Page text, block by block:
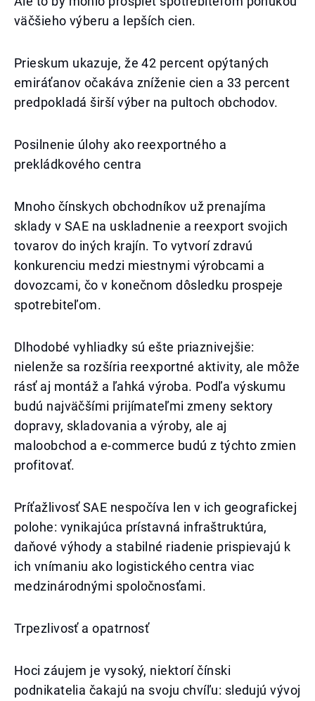
väčšieho výberu a lepších cien.
Prieskum ukazuje, že 42 percent opýtaných
emiráťanov očakáva zníženie cien a 33 percent
predpokladá širší výber na pultoch obchodov.
Posilnenie úlohy ako reexportného a
prekládkového centra
Mnoho čínskych obchodníkov už prenajíma
sklady v SAE na uskladnenie a reexport svojich
tovarov do iných krajín. To vytvorí zdravú
konkurenciu medzi miestnymi výrobcami a
dovozcami, čo v konečnom dôsledku prospeje
spotrebiteľom.
Dlhodobé vyhliadky sú ešte priaznivejšie:
nielenže sa rozšíria reexportné aktivity, ale môže
rásť aj montáž a ľahká výroba. Podľa výskumu
budú najväčšími prijímateľmi zmeny sektory
dopravy, skladovania a výroby, ale aj
maloobchod a e-commerce budú z týchto zmien
profitovať.
Príťažlivosť SAE nespočíva len v ich geografickej
polohe: vynikajúca prístavná infraštruktúra,
daňové výhody a stabilné riadenie prispievajú k
ich vnímaniu ako logistického centra viac
medzinárodnými spoločnosťami.
Trpezlivosť a opatrnosť
Hoci záujem je vysoký, niektorí čínski
podnikatelia čakajú na svoju chvíľu: sledujú vývoj